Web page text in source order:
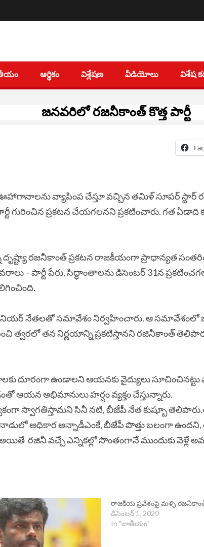
ఆర్థికం విశ్లేషణ వీడియోలు విశేష
జనవరిలో రజనీకాంత్ కొత్త పార్టీ
వ్యాపింప చేస్తూ వచ్చిన తమిళ్ సూపర్ స్టార్
ప్రకటన చేయగలనని ప్రకటించారు. గత ఏడాది
దృష్ట్యా రజనీకాంత్ ప్రకటన రాజకీయంగా ప్రాధాన్యత
– పార్టీ పేరు, సిద్ధాంతాలను డిసెంబర్ 31న
నేతలతో సమావేశం నిర్వహించారు. ఆ సమావేశంలో
త్వరలో తన నిర్ణయాన్ని ప్రకటిస్తానని రజినీకాంత్
దూరంగా ఉండాలని ఆయనకు వైద్యులు సూచించినట్టు
ఆయన అభిమానులు హర్షం వ్యక్తం చేస్తున్నారు.
స్వాగతిస్తామని సినీ నటి, బీజేపీ నేత కుష్బూ
అధికార అన్నాడీఎంకే, బీజేపీ పొత్తు బలంగా
రజినీ వచ్చే ఎన్నికల్లో సొంతంగానే ముందుకు వెళ్లే
రాజకీయ ప్రవేశంపై మళ్ళి
డిసెంబర్ 1, 2020
In "జాతీయం"